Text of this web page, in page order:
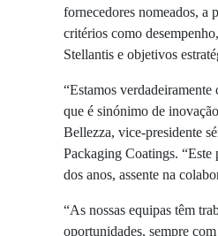
fornecedores nomeados, a
critérios como
Stellantis e objetivos
“Estamos
que é sinónimo de
Bellezza, vice-presidente
Packaging Coatings.
dos anos, assente na
“As nossas equipas têm
oportunidades, sempre